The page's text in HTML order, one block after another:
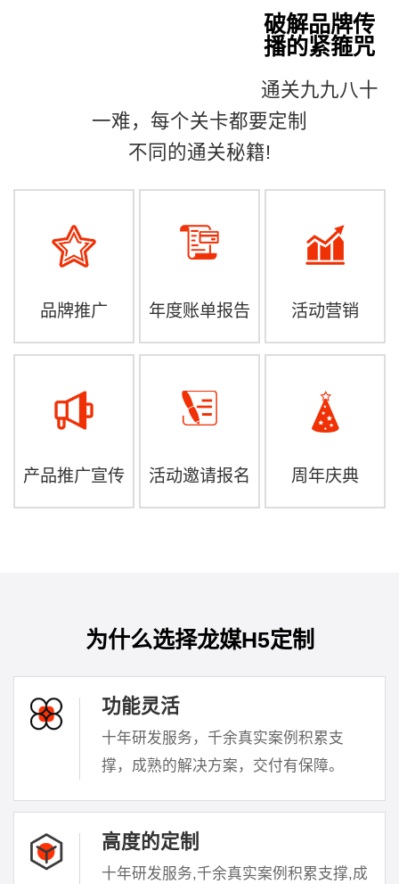
破解品牌传
播的紧箍咒
通关九九八十
一难，每个关卡都要定制
不同的通关秘籍!
品牌推广 年度账单报告 活动营销
产品推广宣传 活动邀请报名 周年庆典
为什么选择龙媒H5定制
功能灵活
十年研发服务，千余真实案例积累支
撑，成熟的解决方案，交付有保障。
高度的定制
十年研发服务,千余真实案例积累支撑,成